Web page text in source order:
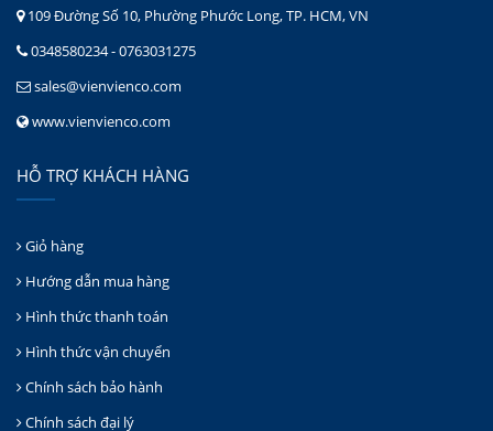
109 Đường Số 10, Phường Phước Long, TP. HCM, VN
0348580234 - 0763031275
sales@vienvienco.com
www.vienvienco.com
HỖ TRỢ KHÁCH HÀNG
Giỏ hàng
Hướng dẫn mua hàng
Hình thức thanh toán
Hình thức vận chuyển
Chính sách bảo hành
Chính sách đại lý